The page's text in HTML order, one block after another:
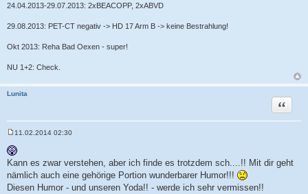
24.04.2013-29.07.2013: 2xBEACOPP, 2xABVD
29.08.2013: PET-CT negativ -> HD 17 Arm B -> keine Bestrahlung!
Okt 2013: Reha Bad Oexen - super!
NU 1+2: Check.
Lunita
Zitat
e
i
t
r
a
g
11.02.2014 02:30
Kann es zwar verstehen, aber ich finde es trotzdem sch....!! Mit dir geht
nämlich auch eine gehörige Portion wunderbarer Humor!!!
Diesen Humor - und unseren Yoda!! - werde ich sehr vermissen!!